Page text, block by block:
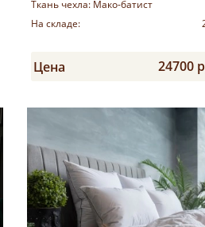
Ткань чехла: Мако-батист
На складе:
Цена 24700